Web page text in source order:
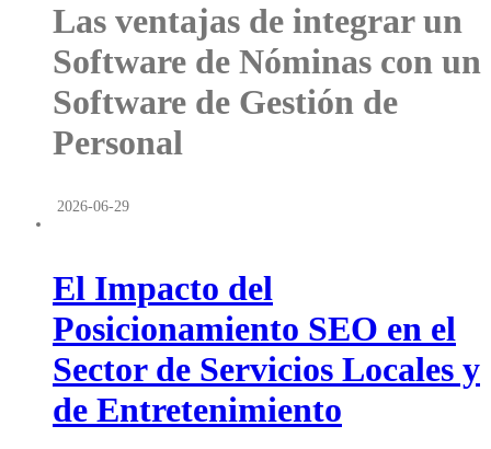
Las ventajas de integrar un
Software de Nóminas con un
Software de Gestión de
Personal
2026-06-29
El Impacto del
Posicionamiento SEO en el
Sector de Servicios Locales y
de Entretenimiento